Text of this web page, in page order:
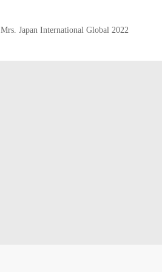
Mrs. Japan International Global 2022